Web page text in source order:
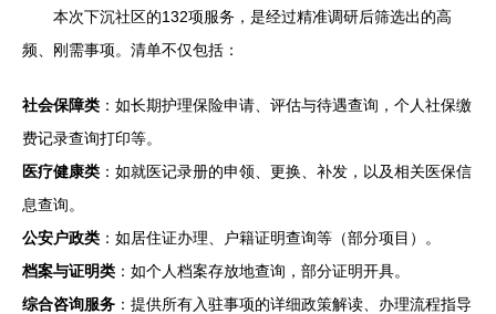
本次下沉社区的132项服务，是经过精准调研后筛选出的高
频、刚需事项。清单不仅包括：
社会保障类 ：如长期护理保险申请、评估与待遇查询，个人社保缴
费记录查询打印等。
医疗健康类 ：如就医记录册的申领、更换、补发，以及相关医保信
息查询。
公安户政类 ：如居住证办理、户籍证明查询等（部分项目）。
档案与证明类 ：如个人档案存放地查询，部分证明开具。
综合咨询服务 ：提供所有入驻事项的详细政策解读、办理流程指导